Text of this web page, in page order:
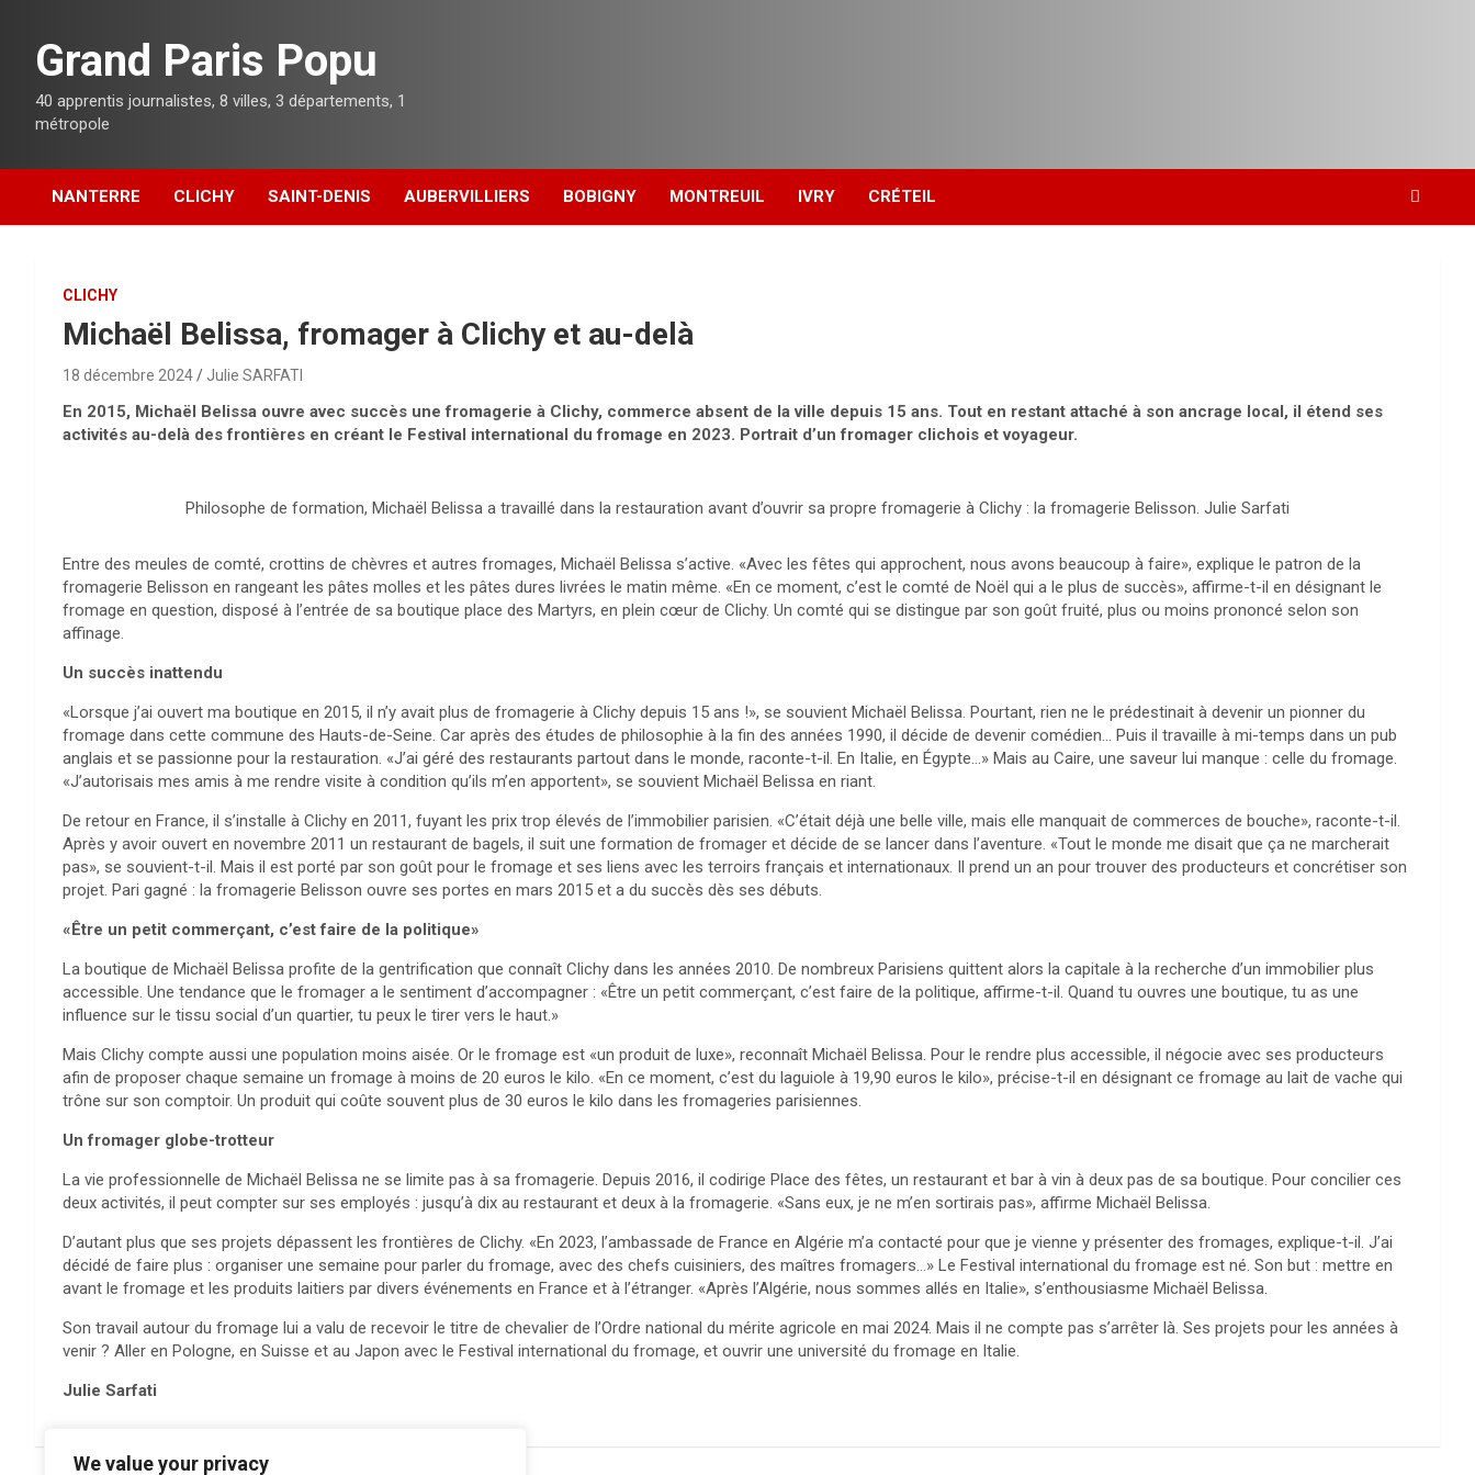
We value your privacy
contenuGrand Paris Popu
40 apprentis journalistes, 8 villes, 3 départements, 1
métropole
NANTERRE CLICHY SAINT-DENIS AUBERVILLIERS BOBIGNY MONTREUIL IVRY CRÉTEIL
CLICHY
Michaël Belissa, fromager à Clichy et au-delà
18 décembre 2024 Julie SARFATI
En 2015, Michaël Belissa ouvre avec succès une fromagerie à Clichy, commerce absent de la ville depuis 15 ans. Tout en restant attaché à son ancrage local, il étend ses
activités au-delà des frontières en créant le Festival international du fromage en 2023. Portrait d’un fromager clichois et voyageur.
Philosophe de formation, Michaël Belissa a travaillé dans la restauration avant d’ouvrir sa propre fromagerie à Clichy : la fromagerie Belisson. Julie Sarfati
Entre des meules de comté, crottins de chèvres et autres fromages, Michaël Belissa s’active. «Avec les fêtes qui approchent, nous avons beaucoup à faire», explique le patron de la
fromagerie Belisson en rangeant les pâtes molles et les pâtes dures livrées le matin même. «En ce moment, c’est le comté de Noël qui a le plus de succès», affirme-t-il en désignant le
fromage en question, disposé à l’entrée de sa boutique place des Martyrs, en plein cœur de Clichy. Un comté qui se distingue par son goût fruité, plus ou moins prononcé selon son
affinage.
Un succès inattendu
«Lorsque j’ai ouvert ma boutique en 2015, il n’y avait plus de fromagerie à Clichy depuis 15 ans !», se souvient Michaël Belissa. Pourtant, rien ne le prédestinait à devenir un pionner du
fromage dans cette commune des Hauts-de-Seine. Car après des études de philosophie à la fin des années 1990, il décide de devenir comédien… Puis il travaille à mi-temps dans un pub
anglais et se passionne pour la restauration. «J’ai géré des restaurants partout dans le monde, raconte-t-il. En Italie, en Égypte…» Mais au Caire, une saveur lui manque : celle du fromage.
«J’autorisais mes amis à me rendre visite à condition qu’ils m’en apportent», se souvient Michaël Belissa en riant.
De retour en France, il s’installe à Clichy en 2011, fuyant les prix trop élevés de l’immobilier parisien. «C’était déjà une belle ville, mais elle manquait de commerces de bouche», raconte-t-il.
Après y avoir ouvert en novembre 2011 un restaurant de bagels, il suit une formation de fromager et décide de se lancer dans l’aventure. «Tout le monde me disait que ça ne marcherait
pas», se souvient-t-il. Mais il est porté par son goût pour le fromage et ses liens avec les terroirs français et internationaux. Il prend un an pour trouver des producteurs et concrétiser son
projet. Pari gagné : la fromagerie Belisson ouvre ses portes en mars 2015 et a du succès dès ses débuts.
«Être un petit commerçant, c’est faire de la politique»
La boutique de Michaël Belissa profite de la gentrification que connaît Clichy dans les années 2010. De nombreux Parisiens quittent alors la capitale à la recherche d’un immobilier plus
accessible. Une tendance que le fromager a le sentiment d’accompagner : «Être un petit commerçant, c’est faire de la politique, affirme-t-il. Quand tu ouvres une boutique, tu as une
influence sur le tissu social d’un quartier, tu peux le tirer vers le haut.»
Mais Clichy compte aussi une population moins aisée. Or le fromage est «un produit de luxe», reconnaît Michaël Belissa. Pour le rendre plus accessible, il négocie avec ses producteurs
afin de proposer chaque semaine un fromage à moins de 20 euros le kilo. «En ce moment, c’est du laguiole à 19,90 euros le kilo», précise-t-il en désignant ce fromage au lait de vache qui
trône sur son comptoir. Un produit qui coûte souvent plus de 30 euros le kilo dans les fromageries parisiennes.
Un fromager globe-trotteur
La vie professionnelle de Michaël Belissa ne se limite pas à sa fromagerie. Depuis 2016, il codirige Place des fêtes, un restaurant et bar à vin à deux pas de sa boutique. Pour concilier ces
deux activités, il peut compter sur ses employés : jusqu’à dix au restaurant et deux à la fromagerie. «Sans eux, je ne m’en sortirais pas», affirme Michaël Belissa.
D’autant plus que ses projets dépassent les frontières de Clichy. «En 2023, l’ambassade de France en Algérie m’a contacté pour que je vienne y présenter des fromages, explique-t-il. J’ai
décidé de faire plus : organiser une semaine pour parler du fromage, avec des chefs cuisiniers, des maîtres fromagers…» Le Festival international du fromage est né. Son but : mettre en
avant le fromage et les produits laitiers par divers événements en France et à l’étranger. «Après l’Algérie, nous sommes allés en Italie», s’enthousiasme Michaël Belissa.
Son travail autour du fromage lui a valu de recevoir le titre de chevalier de l’Ordre national du mérite agricole en mai 2024. Mais il ne compte pas s’arrêter là. Ses projets pour les années à
venir ? Aller en Pologne, en Suisse et au Japon avec le Festival international du fromage, et ouvrir une université du fromage en Italie.
Julie Sarfati